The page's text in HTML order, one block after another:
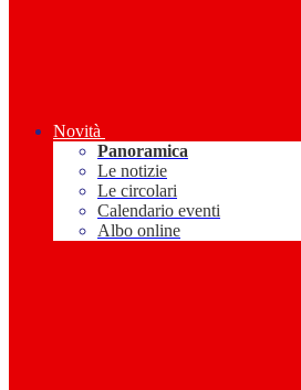
Novità
Panoramica
Le notizie
Le circolari
Calendario eventi
Albo online